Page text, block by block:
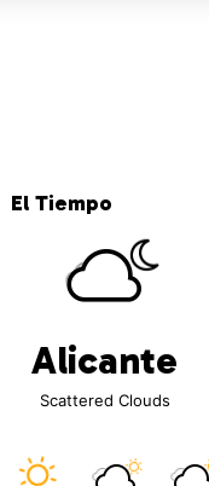
El Tiempo
Alicante
Scattered Clouds